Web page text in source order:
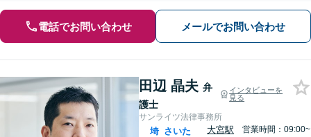
電話でお問い合わせ メールでお問い合わせ
田辺 晶夫 弁
護士
インタビューを
見る
サンライツ法律事務所
埼 さいた
大宮駅
営業時間：09:00~